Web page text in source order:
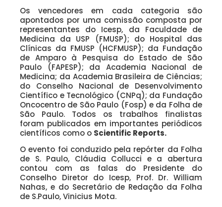
Os vencedores em cada categoria são
apontados por uma comissão composta por
representantes do Icesp, da Faculdade de
Medicina da USP (FMUSP); do Hospital das
Clínicas da FMUSP (HCFMUSP); da Fundação
de Amparo à Pesquisa do Estado de São
Paulo (FAPESP); da Academia Nacional de
Medicina; da Academia Brasileira de Ciências;
do Conselho Nacional de Desenvolvimento
Científico e Tecnológico (CNPq); da Fundação
Oncocentro de São Paulo (Fosp) e da Folha de
São Paulo. Todos os trabalhos finalistas
foram publicados em importantes periódicos
científicos como o Scientific Reports.
O evento foi conduzido pela repórter da Folha
de S. Paulo, Cláudia Collucci e a abertura
contou com as falas do Presidente do
Conselho Diretor do Icesp, Prof. Dr. William
Nahas, e do Secretário de Redação da Folha
de S.Paulo, Vinicius Mota.